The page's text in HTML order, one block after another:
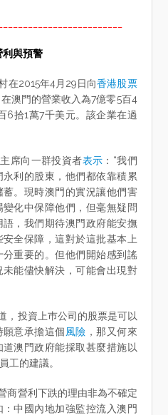
利與預警
在2015年4月29日向香港股票
澳門的營業收入為7億零5百4
6拾1萬7千美元。該企業在過
席向一群投資者表示 ：“我們
利的股東，他們都依靠積累
。現時澳門的實況讓他們害
化中保障他們，但毫無疑問
，我們期待澳門政府能安撫
全保障，這對於這批基本上
重要的。但他們開始感到謠
能儘快解決，可能會出現對
，投資上巿公司的股票是可以
意承擔這個風險 ，那又何來
澳門政府能採取甚麼措施以
工的建議。
商營利下跌的理由非為不確定
中國內地加強監控流入澳門